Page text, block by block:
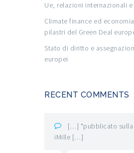
Ue, relazioni internazionali e
Climate finance ed
pilastri del Green Deal
Stato di diritto e
europei
RECENT COMMENTS
[…] *pubblicato sulla
iMille […]